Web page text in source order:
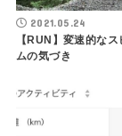
2021.05.24
【RUN】変速的な
ムの気づき